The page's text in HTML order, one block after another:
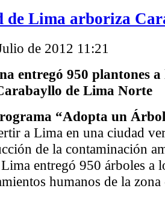
de Lima arboriza
de 2012 11:21
entregó 950 plantones a
de Lima Norte
“Adopta un
a Lima en una ciudad
de la contaminación
entregó 950 árboles a
humanos de la